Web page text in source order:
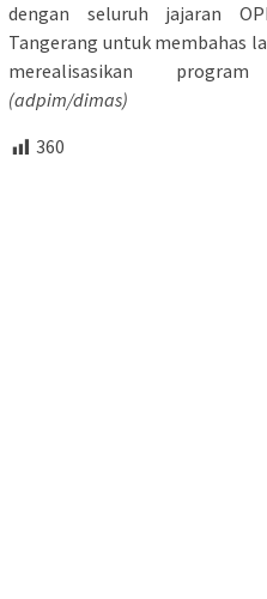
dengan seluruh jajaran
Tangerang untuk membahas
merealisasikan
(adpim/dimas)
360